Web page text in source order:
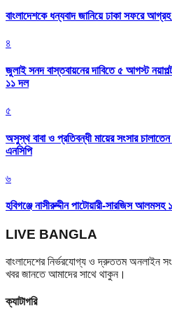
বাংলাদেশকে ধন্যবাদ জানিয়ে ঢাকা সফরে
৪
জুলাই সনদ বাস্তবায়নের দাবিতে ৫ আগস্ট
১১ দল
৫
অসুস্থ বাবা ও প্রতিবন্ধী মায়ের সংসার
এনসিপি
৬
হবিগঞ্জে নাসীরুদ্দীন পাটোয়ারী-সারজিস
LIVE BANGLA
বাংলাদেশের নির্ভরযোগ্য ও দ্রুততম অনলাইন
খবর জানতে আমাদের সাথে থাকুন।
ক্যাটাগরি